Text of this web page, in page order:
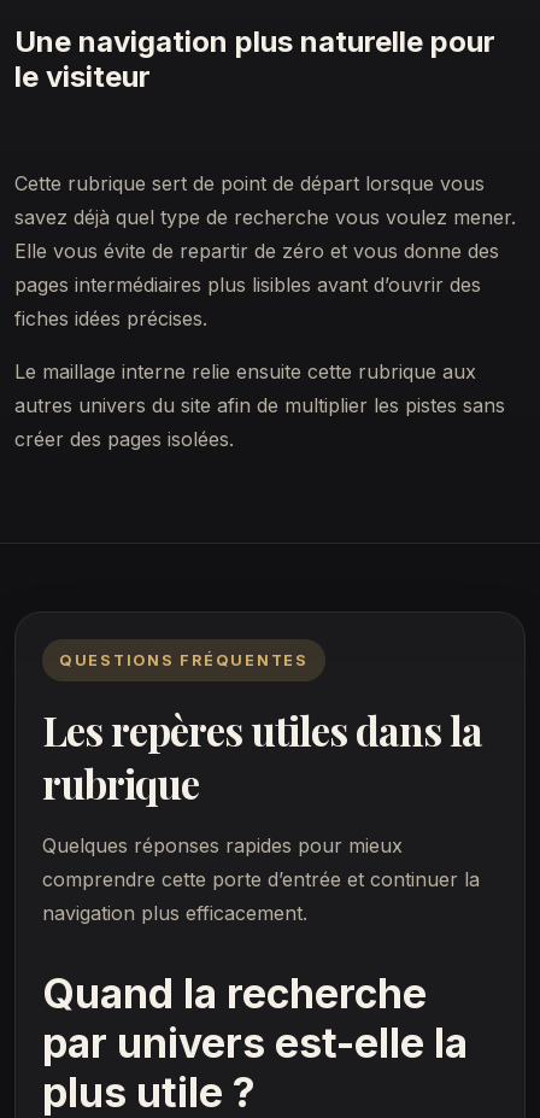
Une navigation plus naturelle pour
le visiteur
Cette rubrique sert de point de départ lorsque vous
savez déjà quel type de recherche vous voulez mener.
Elle vous évite de repartir de zéro et vous donne des
pages intermédiaires plus lisibles avant d’ouvrir des
fiches idées précises.
Le maillage interne relie ensuite cette rubrique aux
autres univers du site afin de multiplier les pistes sans
créer des pages isolées.
QUESTIONS FRÉQUENTES
Les repères utiles dans la
rubrique
Quelques réponses rapides pour mieux
comprendre cette porte d’entrée et continuer la
navigation plus efficacement.
Quand la recherche
par univers est-elle la
plus utile ?